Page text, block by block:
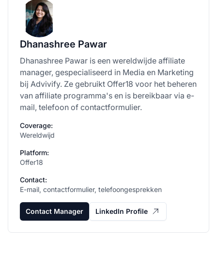
Dhanashree Pawar
Dhanashree Pawar is een wereldwijde affiliate
manager, gespecialiseerd in Media en Marketing
bij Advivify. Ze gebruikt Offer18 voor het beheren
van affiliate programma's en is bereikbaar via e-
mail, telefoon of contactformulier.
Coverage:
Wereldwijd
Platform:
Offer18
Contact:
E-mail, contactformulier, telefoongesprekken
Contact Manager LinkedIn Profile